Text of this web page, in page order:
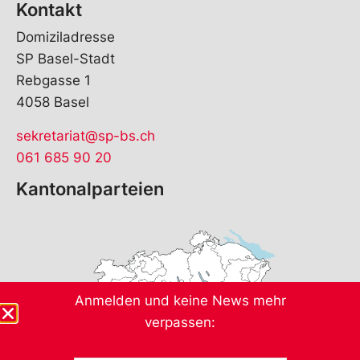
Kontakt
Domiziladresse
SP Basel-Stadt
Rebgasse 1
4058 Basel
sekretariat@sp-bs.ch
061 685 90 20
Kantonalparteien
Anmelden und keine News mehr
verpassen: